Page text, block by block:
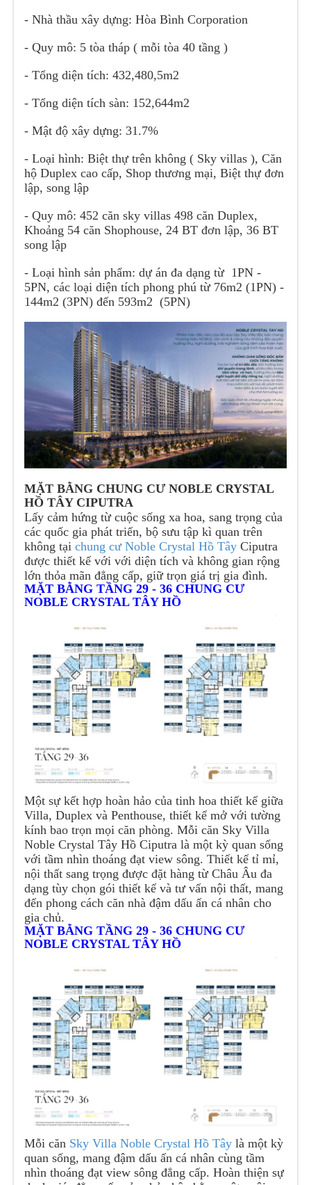
- Nhà thầu xây dựng: Hòa Bình Corporation
- Quy mô: 5 tòa tháp ( mỗi tòa 40 tầng )
- Tổng diện tích: 432,480,5m2
- Tổng diện tích sàn: 152,644m2
- Mật độ xây dựng: 31.7%
- Loại hình: Biệt thự trên không ( Sky villas ), Căn
hộ Duplex cao cấp, Shop thương mại, Biệt thự đơn
lập, song lập
- Quy mô: 452 căn sky villas 498 căn Duplex,
Khoảng 54 căn Shophouse, 24 BT đơn lập, 36 BT
song lập
- Loại hình sản phẩm: dự án đa dạng từ 1PN -
5PN, các loại diện tích phong phú từ 76m2 (1PN) -
144m2 (3PN) đến 593m2 (5PN)
MẶT BẰNG CHUNG CƯ NOBLE CRYSTAL
HỒ TÂY CIPUTRA
Lấy cảm hứng từ cuộc sống xa hoa, sang trọng của
các quốc gia phát triển, bộ sưu tập kì quan trên
không tạichung cư Noble Crystal Hồ Tây Ciputra
được thiết kế với với diện tích và không gian rộng
lớn thỏa mãn đẳng cấp, giữ trọn giá trị gia đình.
MẶT BẰNG TẦNG 29 - 36 CHUNG CƯ
NOBLE CRYSTAL TÂY HỒ
Một sự kết hợp hoàn hảo của tinh hoa thiết kế giữa
Villa, Duplex và Penthouse, thiết kế mở với tường
kính bao trọn mọi căn phòng. Mỗi căn Sky Villa
Noble Crystal Tây Hồ Ciputra là một kỳ quan sống
với tầm nhìn thoáng đạt view sông. Thiết kế tỉ mỉ,
nội thất sang trọng được đặt hàng từ Châu Âu đa
dạng tùy chọn gói thiết kế và tư vấn nội thất, mang
đến phong cách căn nhà đậm dấu ấn cá nhân cho
gia chủ.
MẶT BẰNG TẦNG 29 - 36 CHUNG CƯ
NOBLE CRYSTAL TÂY HỒ
Mỗi căn Sky Villa Noble Crystal Hồ Tây là một kỳ
quan sống, mang đậm dấu ấn cá nhân cùng tầm
nhìn thoáng đạt view sông đẳng cấp. Hoàn thiện sự